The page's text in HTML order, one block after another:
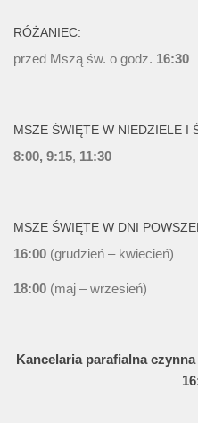
RÓŻANIEC:
przed Mszą św. o godz. 16:30
MSZE ŚWIĘTE W NIEDZIELE I
8:00, 9:15, 11:30
MSZE ŚWIĘTE W DNI
16:00 (grudzień – kwiecień)
18:00 (maj – wrzesień)
Kancelaria parafialna